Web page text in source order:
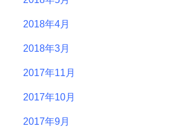
2018年4月
2018年3月
2017年11月
2017年10月
2017年9月